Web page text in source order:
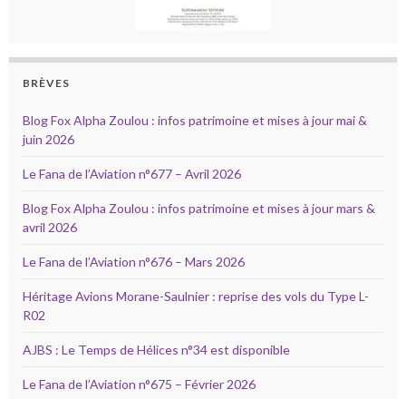
BRÈVES
Blog Fox Alpha Zoulou : infos patrimoine et mises à jour mai &
juin 2026
Le Fana de l’Aviation n°677 – Avril 2026
Blog Fox Alpha Zoulou : infos patrimoine et mises à jour mars &
avril 2026
Le Fana de l’Aviation n°676 – Mars 2026
Héritage Avions Morane-Saulnier : reprise des vols du Type L-
R02
AJBS : Le Temps de Hélices n°34 est disponible
Le Fana de l’Aviation n°675 – Février 2026